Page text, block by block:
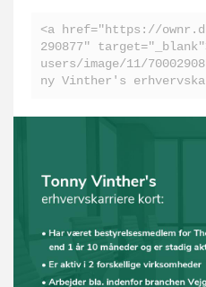
<a href="https://
290877"
users/image/11/
ny Vinther's